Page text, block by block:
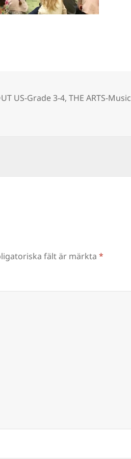
US-Grade 3-4,THE ARTS-Music
fält är märkta*